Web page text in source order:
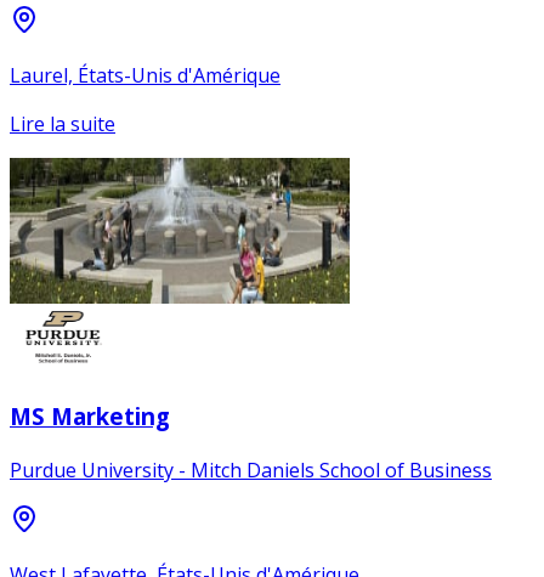
Laurel, États-Unis d'Amérique
Lire la suite
MS Marketing
Purdue University - Mitch Daniels School of Business